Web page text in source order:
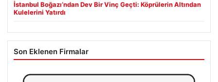
İstanbul Boğazı’ndan Dev Bir Vinç Geçti: Köprülerin Altından
Kulelerini Yatırdı
Son Eklenen Firmalar